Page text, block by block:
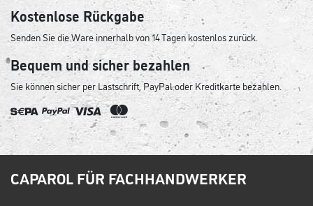
lederer.de
Kostenlose Rückgabe
Senden Sie die Ware innerhalb von 14 Tagen kostenlos zurück.
Bequem und sicher bezahlen
Sie können sicher per Lastschrift, PayPal oder Kreditkarte bezahlen.
CAPAROL FÜR FACHHANDWERKER